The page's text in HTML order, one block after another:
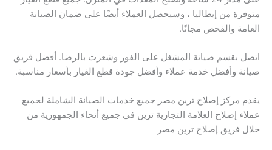
متوفرة من إيطاليا ، وسيحصل العملاء أيضًا على ضمان الصيانة
العامة والفحص مجانًا.
اتصل بقسم صيانة المشغل على الفور وشعرت بالرضا. أفضل فريق
صيانة وأفضل خدمة عملاء وأفضل جودة قطع الغيار بأسعار مناسبة.
يقدم مركز إصلاح ترين مصر جميع خدمات الصيانة الشاملة لجميع
عملاء إصلاح العلامة التجارية ترين في جميع أنحاء الجمهورية من
خلال فريق إصلاح ترين مصر